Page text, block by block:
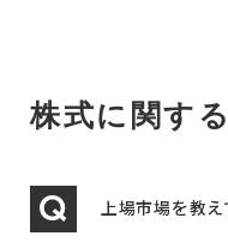
株式に関す
上場市場を教え